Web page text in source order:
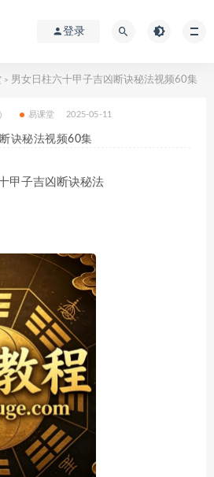
登录
> 男女日柱六十甲子吉凶断诀秘法视频60集
易课堂 2025-05-11
诀秘法视频60集
甲子吉凶断诀秘法